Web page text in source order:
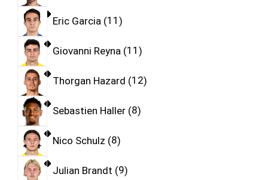
Eric Garcia 11
Giovanni Reyna 11
Thorgan Hazard 12
Sebastien Haller 8
Nico Schulz 8
Julian Brandt 9